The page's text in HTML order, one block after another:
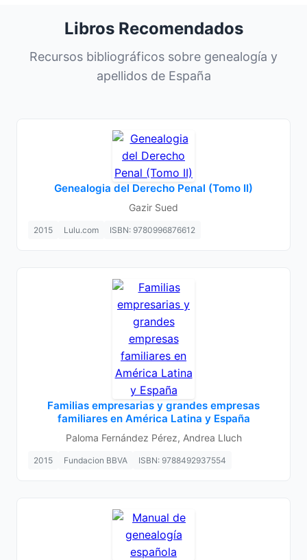
Libros Recomendados
Recursos bibliográficos sobre genealogía y
apellidos de España
Genealogia del Derecho Penal (Tomo II)
Gazir Sued
2015 Lulu.com ISBN: 9780996876612
Familias empresarias y grandes empresas
familiares en América Latina y España
Paloma Fernández Pérez, Andrea Lluch
2015 Fundacion BBVA ISBN: 9788492937554